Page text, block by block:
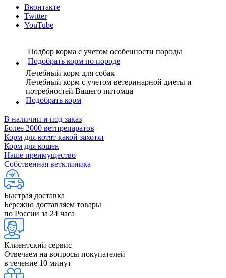
Вконтакте
Twitter
YouTube
Подбор корма с учетом особенности породы
Подобрать корм по породе
Лечебный корм для собак
Лечебный корм с учетом ветеринарной диеты и
потребностей Вашего питомца
Подобрать корм
В наличии и под заказ
Более 2000 ветпрепаратов
Корм для котят какой захотят
Корм для кошек
Наше преимущество
Собственная ветклиника
Быстрая доставка
Бережно доставляем товары
по России за 24 часа
Клиентский сервис
Отвечаем на вопросы покупателей
в течение 10 минут